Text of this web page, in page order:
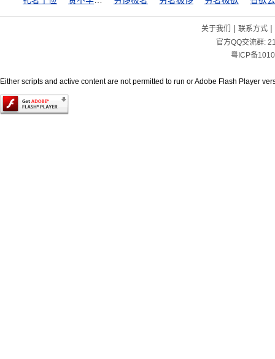
关于我们 | 联系方式|
官方QQ交流群:
粤ICP备
Either scripts and active content are not permitted to run or Adobe Flash Player